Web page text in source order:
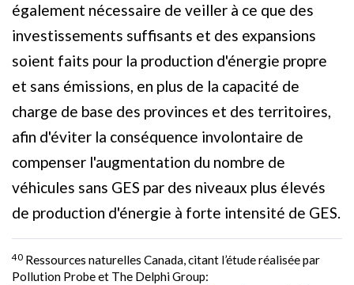
également nécessaire de veiller à ce que des
investissements suffisants et des expansions
soient faits pour la production d'énergie propre
et sans émissions, en plus de la capacité de
charge de base des provinces et des territoires,
afin d'éviter la conséquence involontaire de
compenser l'augmentation du nombre de
véhicules sans GES par des niveaux plus élevés
de production d'énergie à forte intensité de GES.
40 Ressources naturelles Canada, citant l’étude réalisée par
Pollution Probe et The Delphi Group: